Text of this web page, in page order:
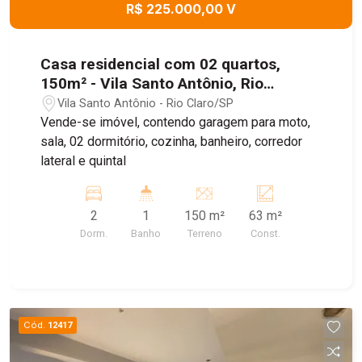
R$ 225.000,00 V
Casa residencial com 02 quartos,
150m² - Vila Santo Antônio, Rio
Claro/SP
Vila Santo Antônio - Rio Claro/SP
Vende-se imóvel, contendo garagem para moto,
sala, 02 dormitório, cozinha, banheiro, corredor
lateral e quintal
2
Dorm.
1
Banho
150 m²
Terreno
63 m²
Const.
Cód. 12417